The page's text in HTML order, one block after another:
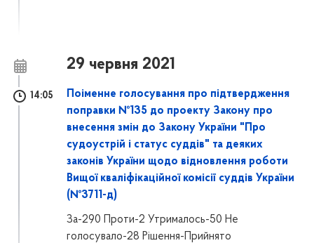
29 червня 2021
14:05
Поіменне голосування про підтвердження
поправки №135 до проекту Закону про
внесення змін до Закону України "Про
судоустрій і статус суддів" та деяких
законів України щодо відновлення роботи
Вищої кваліфікаційної комісії суддів України
(№3711-д)
За-290 Проти-2 Утрималось-50 Не
голосувало-28 Рішення-Прийнято